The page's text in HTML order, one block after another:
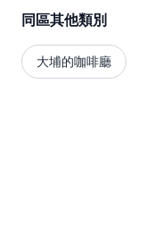
同區其他類別
大埔的咖啡廳